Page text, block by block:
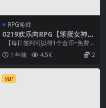
RPG游戲
0219欢乐向RPG【笨蛋女神】
恶灵退散！拜托了～！色神大
人~ 悪霊退散!おねが～い!色神
様【官中无码】
【每日签到可以得1个金币~免费兑
换1个游戏】 ①把后缀名为.zip1改
为zi...1 年前 4.5K 2
VIP